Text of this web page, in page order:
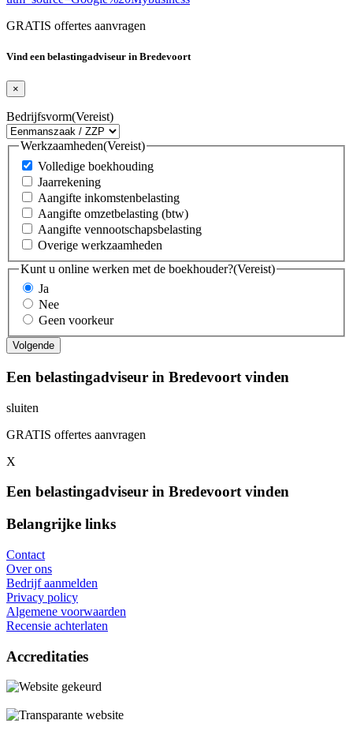
GRATIS offertes aanvragen
Vind een belastingadviseur in Bredevoort
×
Bedrijfsvorm(Vereist)
Werkzaamheden(Vereist)
Volledige boekhouding
Jaarrekening
Aangifte inkomstenbelasting
Aangifte omzetbelasting (btw)
Aangifte vennootschapsbelasting
Overige werkzaamheden
Kunt u online werken met de boekhouder?(Vereist)
Ja
Nee
Geen voorkeur
Een belastingadviseur in Bredevoort vinden
sluiten
GRATIS offertes aanvragen
X
Een belastingadviseur in Bredevoort vinden
Belangrijke links
Contact
Over ons
Bedrijf aanmelden
Privacy policy
Algemene voorwaarden
Recensie achterlaten
Accreditaties